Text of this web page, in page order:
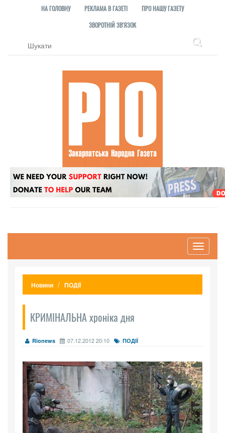
НА ГОЛОВНУ РЕКЛАМА В ГАЗЕТІ
ПРО НАШУ ГАЗЕТУ
ЗВОРОТНІЙ ЗВ'ЯЗОК
Toggle
Новини ПОДІЇ
КРИМІНАЛЬНА хроніка дня
Rionews 07.12.2012 20:10 ПОДІЇ